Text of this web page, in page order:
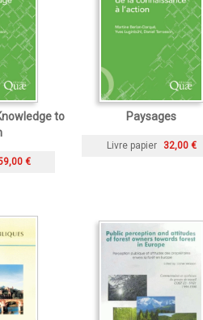
to
€
Paysages
Livre papier 32,00 €